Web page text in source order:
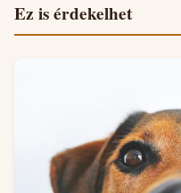
Ez is érdekelhet